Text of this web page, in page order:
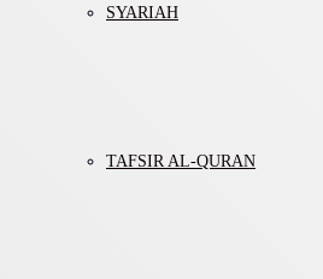
SYARIAH
TAFSIR AL-QURAN